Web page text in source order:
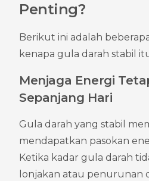
Penting?
Berikut ini adalah
kenapa gula darah stabil
Menjaga Energi
Sepanjang Hari
Gula darah yang stabil
mendapatkan pasokan
Ketika kadar gula darah
lonjakan atau penurunan